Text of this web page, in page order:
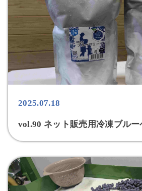
2025.07.18
vol.90 ネット販売用冷凍ブル